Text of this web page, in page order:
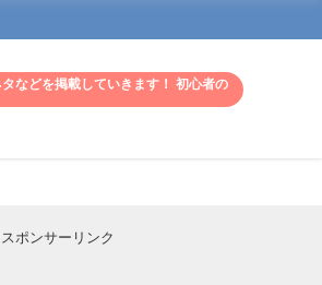
などを掲載していきます！ 初心者の
スポンサーリンク